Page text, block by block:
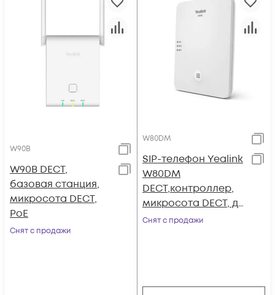
W90B
W90B DECT,
базовая станция,
микросота DECT,
PoE
Снят с продажи
W80DM
SIP-телефон Yealink
W80DM
DECT,контроллер,
микросота DECT, до
30 базовых
Снят с продажи